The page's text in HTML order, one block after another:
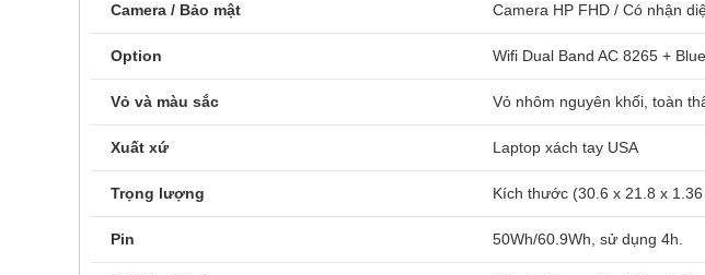
Camera / Bảo mật Camera HP FHD / Có nhận
Option Wifi Dual Band AC 8265 +
Vỏ và màu sắc Vỏ nhôm nguyên khối, toàn
Xuất xứ Laptop xách tay USA
Trọng lượng Kích thước (30.6 x 21.8 x 1.36
Pin 50Wh/60.9Wh, sử dụng 4h.